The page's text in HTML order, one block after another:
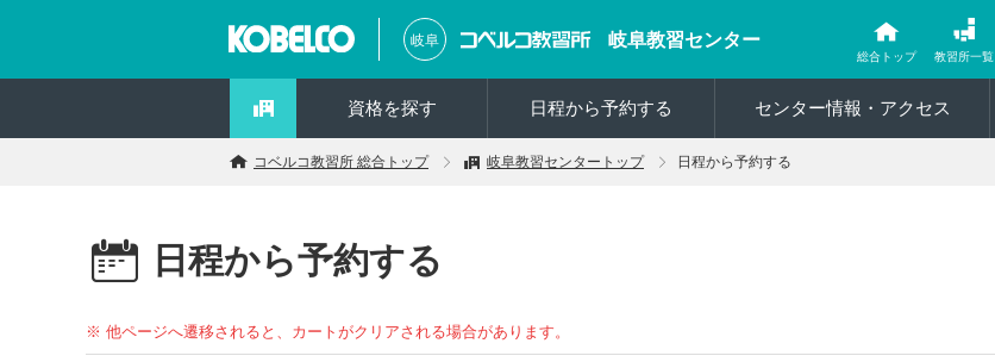
岐阜 岐阜教習センター
総合トップ 教習所一覧
資格を探す 日程から予約する センター情報・アクセス
コベルコ教習所 総合トップ 岐阜教習センタートップ 日程から予約する
日程から予約する
※ 他ページへ遷移されると、カートがクリアされる場合があります。